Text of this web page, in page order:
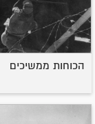
הכוחות ממשיכים